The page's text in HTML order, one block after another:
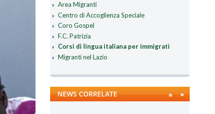
Area Migranti
Centro di Accoglienza Speciale
Coro Gospel
F.C. Patrizia
Corsi di lingua italiana per immigrati
Migranti nel Lazio
NEWS CORRELATE